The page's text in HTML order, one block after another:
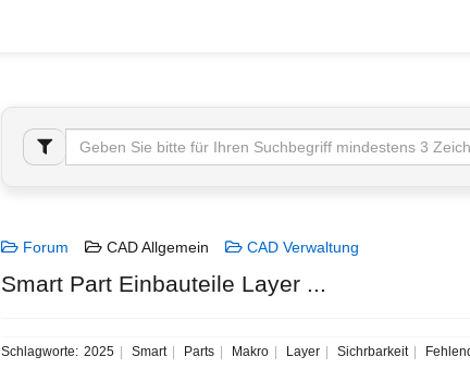
Forum CAD Allgemein CAD Verwaltung
Smart Part Einbauteile Layer ...
Schlagworte: 2025 Smart Parts Makro Layer Sichrbarkeit